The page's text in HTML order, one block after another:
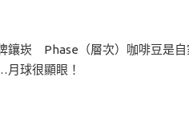
鑲崁 Phase（層次）咖啡豆是自
球很顯眼！